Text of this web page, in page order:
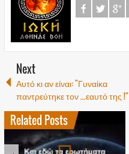
Next
Αυτό κι αν είναι: "Γυναίκα
παντρεύτηκε τον ...εαυτό της !"
Related Posts